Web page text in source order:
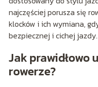
najczęściej porusza się
klocków i ich wymiana,
bezpiecznej i cichej jazdy.
Jak prawidłowo
rowerze?